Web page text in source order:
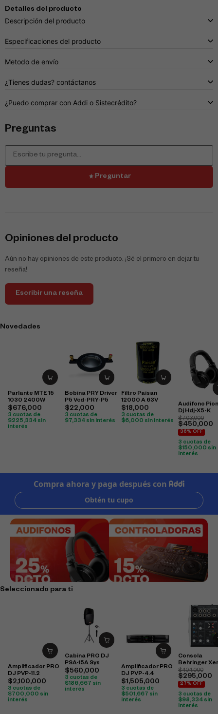
Detalles del producto
Descripción del producto
Especificaciones del producto
Metodo de envío
¿Tienes dudas? contáctanos
¿Puedo comprar con Addi o Sistecrédito?
Preguntas
Preguntar
Opiniones del producto
Aún no hay opiniones de este producto. ¡Sé el primero en dejar tu
reseña!
Escribir una reseña
Novedades
Parlante MTE 15
1030 2400W
$676,000
3 cuotas de
$225,334 sin
interés
Bobina PRY Driver
P5 Vcd-PRY-P5
$22,000
3 cuotas de
$7,334sin interés
Filtro Paisan
12000 A 63V
$18,000
3 cuotas de
$6,000 sin interés
Audifono
Dj Hdj-X5-K
$703,000
$450,000
36% OFF
3 cuotas de
$150,000 sin
interés
Seleccionado para ti
Amplificador PRO
DJ PVP-11.2
$2,100,000
3 cuotas de
$ 700,000 sin
interés
Cabina PRO DJ
PSA-15A Sys
$560,000
3 cuotas de
$186,667 sin
interés
Amplificador PRO
DJ PVP-4.4
$1,505,000
3 cuotas de
$501,667 sin
interés
Consola
Behringer
502S
$404,000
$295,000
27% OFF
3 cuotas de
$98,334sin
interés